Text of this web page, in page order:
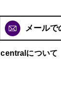
メール
centralについて